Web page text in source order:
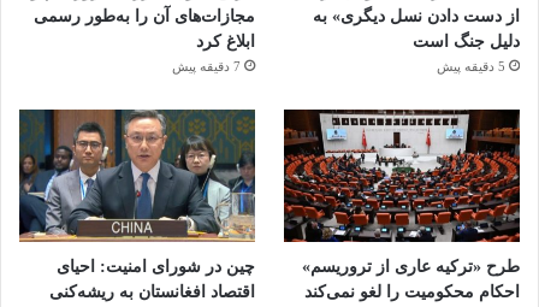
از دست دادن نسل دیگری» به
دلیل جنگ است
5 دقیقه پیش
مجازات‌های آن را به‌طور رسمی
ابلاغ کرد
7 دقیقه پیش
طرح «ترکیه عاری از تروریسم»
احکام محکومیت را لغو نمی‌کند
چین در شورای امنیت: احیای
اقتصاد افغانستان به ریشه‌کنی